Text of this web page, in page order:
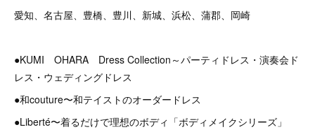
愛知、名古屋、豊橋、豊川、新城、浜松、蒲郡、岡崎
●KUMI OHARA Dress Collection～パーティドレス・演奏会ド
レス・ウェディングドレス
●和couture〜和テイストのオーダードレス
●Liberté〜着るだけで理想のボディ「ボディメイクシリーズ」